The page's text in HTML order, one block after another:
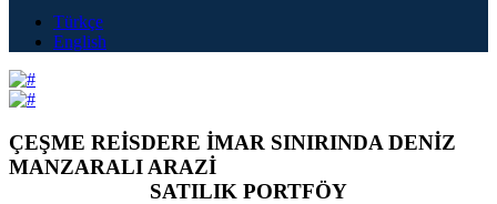
Türkçe
English
ÇEŞME REİSDERE İMAR SINIRINDA DENİZ
MANZARALI ARAZİ
SATILIK PORTFÖY